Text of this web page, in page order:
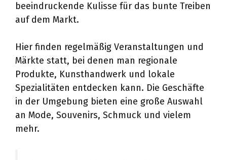
beeindruckende Kulisse für das bunte Treiben
auf dem Markt.
Hier finden regelmäßig Veranstaltungen und
Märkte statt, bei denen man regionale
Produkte, Kunsthandwerk und lokale
Spezialitäten entdecken kann. Die Geschäfte
in der Umgebung bieten eine große Auswahl
an Mode, Souvenirs, Schmuck und vielem
mehr.